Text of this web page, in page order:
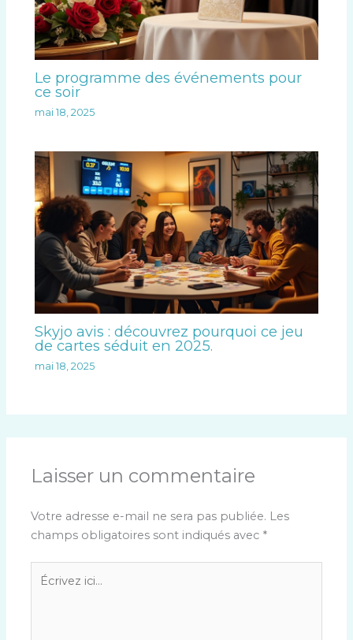
Le programme des événements pour
ce soir
mai 18, 2025
Skyjo avis : découvrez pourquoi ce jeu
de cartes séduit en 2025.
mai 18, 2025
Laisser un commentaire
Votre adresse e-mail ne sera pas publiée. Les
champs obligatoires sont indiqués avec *
Écrivez
ici…